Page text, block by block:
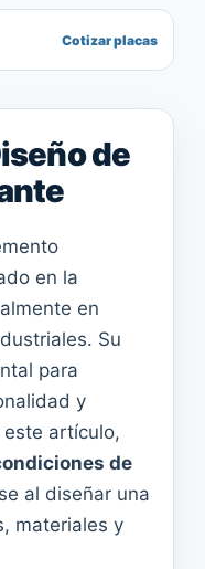
Cotizar placas
de
en la
en
Su
para
y
artículo,
de
al diseñar una
materiales y